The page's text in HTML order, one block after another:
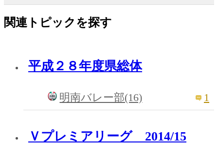
関連トピックを探す
平成２８年度県総体
明南バレー部(16) 1
Ｖプレミアリーグ 2014/15